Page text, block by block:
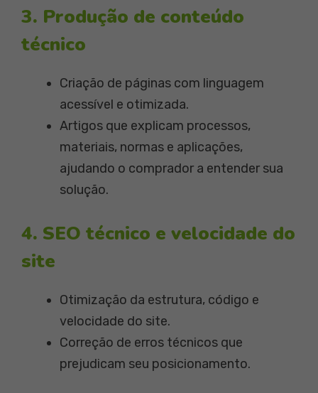
3. Produção de conteúdo
técnico
Criação de páginas com linguagem
acessível e otimizada.
Artigos que explicam processos,
materiais, normas e aplicações,
ajudando o comprador a entender sua
solução.
4. SEO técnico e velocidade do
site
Otimização da estrutura, código e
velocidade do site.
Correção de erros técnicos que
prejudicam seu posicionamento.